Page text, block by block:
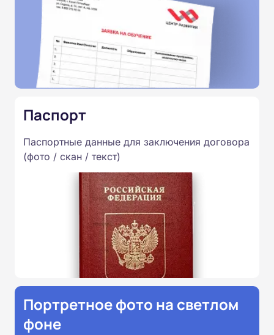
Паспорт
Паспортные данные для заключения договора
(фото / скан / текст)
Портретное фото на светлом
фоне